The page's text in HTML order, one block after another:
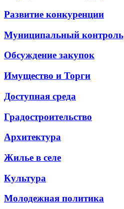
Развитие конкуренции
Муниципальный контроль
Обсуждение закупок
Имущество и Торги
Доступная среда
Градостроительство
Архитектура
Жилье в селе
Культура
Молодежная политика